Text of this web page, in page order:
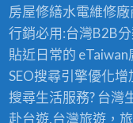
房屋修繕水電維修
行銷必用:台灣B2B
貼近日常的 eTaiwan
SEO搜尋引擎優化增
搜尋生活服務? 台灣
赴台遊,台灣旅遊，